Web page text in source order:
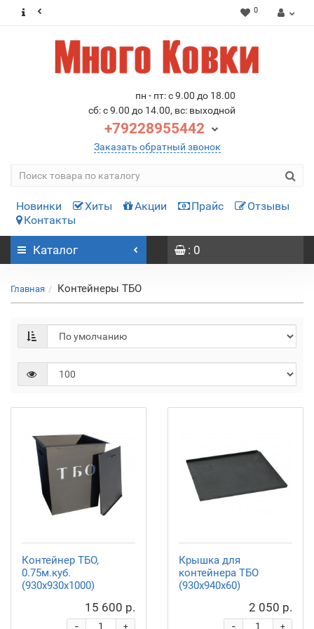
0
пн - пт: с 9.00 до 18.00
сб: с 9.00 до 14.00, вс: выходной
+79228955442
Заказать обратный звонок
Новинки Хиты Акции Прайс
Отзывы
Контакты
Каталог : 0
Главная Контейнеры ТБО
Контейнер ТБО,
0.75м.куб.
(930х930х1000)
15 600 р.
+
-
Крышка для
контейнера ТБО
(930х940х60)
2 050 р.
+
-